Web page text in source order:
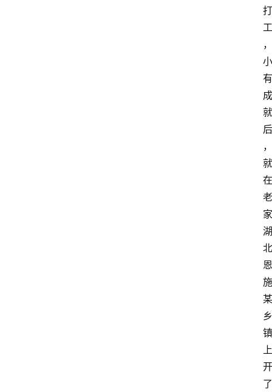
打
工
，
小
有
成
就
后
，
就
在
老
家
湖
北
恩
施
某
乡
镇
上
开
了